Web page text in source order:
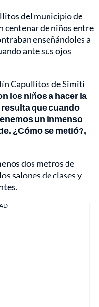
del municipio de
centenar de niños entre
enseñándoles a
ante sus ojos
Capullitos de Simití
los niños a hacer la
que cuando
un inmenso
¿Cómo se metió?,
dos metros de
salones de clases y